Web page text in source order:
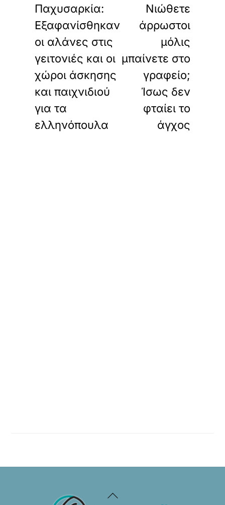
Παχυσαρκία:
Εξαφανίσθηκαν
οι αλάνες στις
γειτονιές και οι
χώροι άσκησης
και παιχνιδιού
για τα
ελληνόπουλα
Νιώθετε
άρρωστοι
μόλις
μπαίνετε στο
γραφείο;
Ίσως δεν
φταίει το
άγχος
Back